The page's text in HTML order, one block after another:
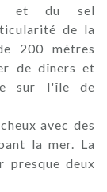
et du sel
de la
200 mètres
de dîners et
sur l'île de
avec des
la mer. La
presque deux